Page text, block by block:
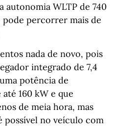
autonomia WLTP de 740
pode percorrer mais de
nada de novo, pois
integrado de 7,4
potência de
160 kW e que
de meia hora, mas
possível no veículo com